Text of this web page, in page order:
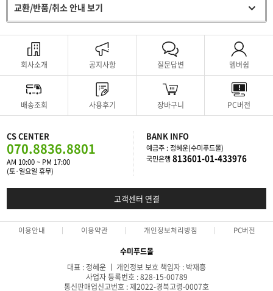
교환/반품/취소 안내 보기
회사소개 공지사항 질문답변 멤버쉽
배송조회 사용후기 장바구니 PC버전
CS CENTER
070.8836.8801
AM 10:00 ~ PM 17:00
(토·일요일 휴무)
BANK INFO
예금주 : 정혜운(수미푸드몰)
국민은행 813601-01-433976
고객센터 연결
이용안내 이용약관 개인정보처리방침 PC버전
수미푸드몰
대표 : 정혜운 ㅣ 개인정보 보호 책임자 : 박재흥
사업자 등록번호 : 828-15-00789
통신판매업신고번호 : 제2022-경북고령-0007호